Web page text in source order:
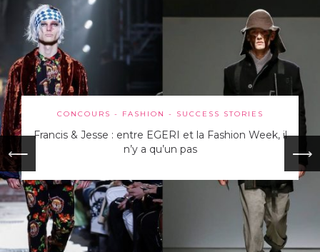
⟵ ⟶
CONCOURS FASHION SUCCESS STORIES
Francis & Jesse : entre EGERI et la Fashion Week, il
n’y a qu’un pas